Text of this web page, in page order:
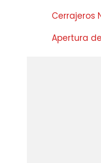
Cerrajeros
Apertura